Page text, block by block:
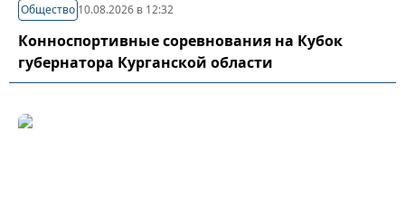
Общество 10.08.2026 в 12:32
Конноспортивные соревнования на Кубок
губернатора Курганской области